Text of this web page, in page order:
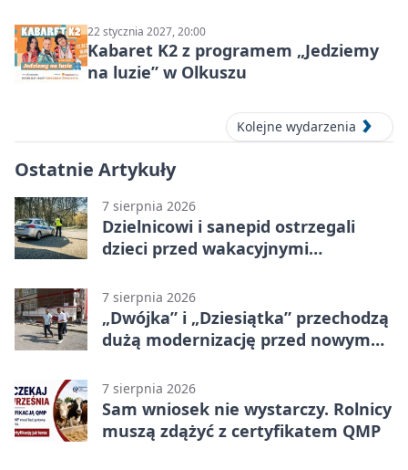
22 stycznia 2027, 20:00
Kabaret K2 z programem „Jedziemy
na luzie” w Olkuszu
Kolejne wydarzenia
Ostatnie Artykuły
7 sierpnia 2026
Dzielnicowi i sanepid ostrzegali
dzieci przed wakacyjnymi
7 sierpnia 2026
„Dwójka” i „Dziesiątka” przechodzą
dużą modernizację przed nowym
7 sierpnia 2026
Sam wniosek nie wystarczy. Rolnicy
muszą zdążyć z certyfikatem QMP